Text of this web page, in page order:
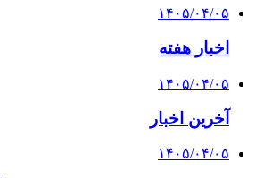
۱۴۰۵/۰۴/۰۵
اخبار هفته
۱۴۰۵/۰۴/۰۵
آخرین اخبار
۱۴۰۵/۰۴/۰۵